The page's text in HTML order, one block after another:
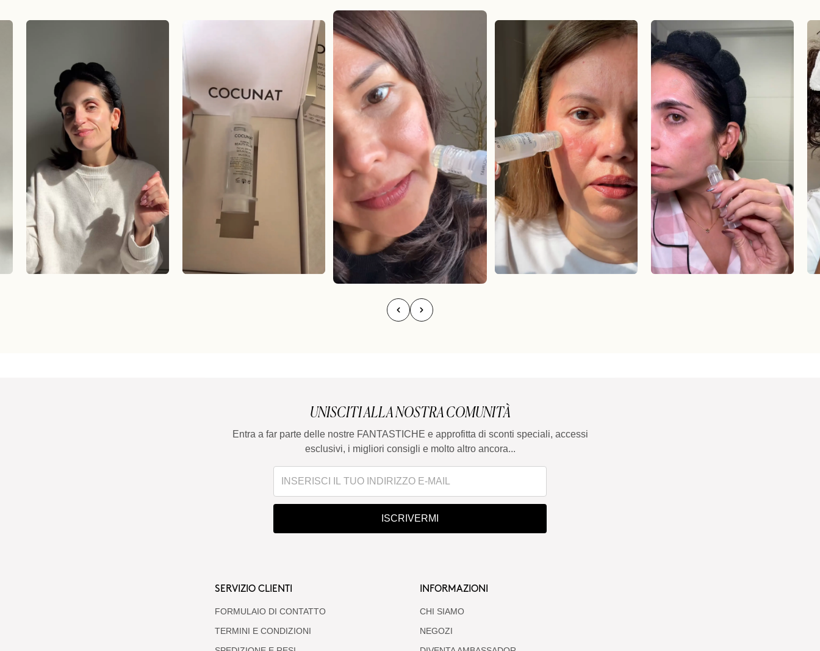
UNISCITI ALLA NOSTRA COMUNITÀ
Entra a far parte delle nostre FANTASTICHE e approfitta di sconti speciali, accessi
esclusivi, i migliori consigli e molto altro ancora...
ISCRIVERMI
SERVIZIO CLIENTI
FORMULAIO DI CONTATTO
TERMINI E CONDIZIONI
INFORMAZIONI
CHI SIAMO
NEGOZI